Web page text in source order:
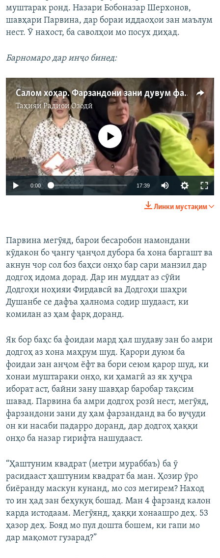
муштарак ронд. Назари Бобоназар Шерхонов,
шавҳари Парвина, дар бораи иддаоҳои зан маълум
нест. Ӯ нахост, ба саволҳои мо посух диҳад.
Барномаро дар инҷо бинед:
Салом хоҳар. Фарзандони зани дувум фарзанд нестанд?
ТаҳияиРадиои Озодӣ
720p 1080p
Феълан кор намекунад
0:00 17:39
720p
1080p
Линки мустақим
Парвина мегӯяд, барои бесаробон намондани
кӯдакон бо ҷангу ҷанҷол дубора ба хона баргашт ва
акнун чор сол боз баҳси онҳо бар сари манзил дар
додгоҳ идома дорад. Дар ин муддат аз сӯйи
Додгоҳи ноҳияи Фирдавсӣ ва Додгоҳи шаҳри
Душанбе се дафъа ҳалнома содир шудааст, ки
комилан аз ҳам фарқ доранд.
Як бор баҳс ба фоидаи мард ҳал шудаву зан бо амри
додгоҳ аз хона маҳрум шуд. Қарори дуюм ба
фоидаи зан анҷом ёфт ва бори сеюм қарор шуд, ки
хонаи муштараки онҳо, ки ҳамагӣ аз як ҳуҷра
иборат аст, байни зану шавҳар баробар тақсим
шавад. Парвина ба амри додгоҳ розӣ нест, мегӯяд,
фарзандони зани ду ҳам фарзанданд ва бо вуҷуди
он ки насаби падарро доранд, дар додгоҳ ҳаққи
онҳо ба назар гирифта нашудааст.
“Ҳаштуним квадрат (метри мураббаъ) ба ӯ
расидааст ҳаштуним квадрат ба ман. Ҳозир ӯро
биёранду маскун кунанд, мо соз мегирем? Наход
то ин ҳад зан беҳуқуқ бошад. Ман 4 фарзанд калон
карда истодаам. Мегӯянд, ҳаққи хонаашро деҳ. 53
ҳазор деҳ. Бояд мо пул дошта бошем, ки гапи мо
дар мақомот гузарад?”